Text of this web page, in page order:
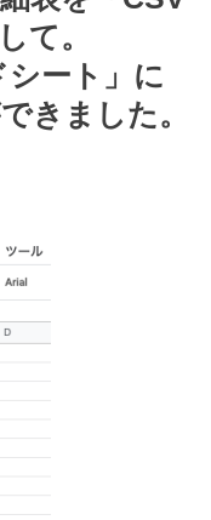
て。
シート」に
きました。